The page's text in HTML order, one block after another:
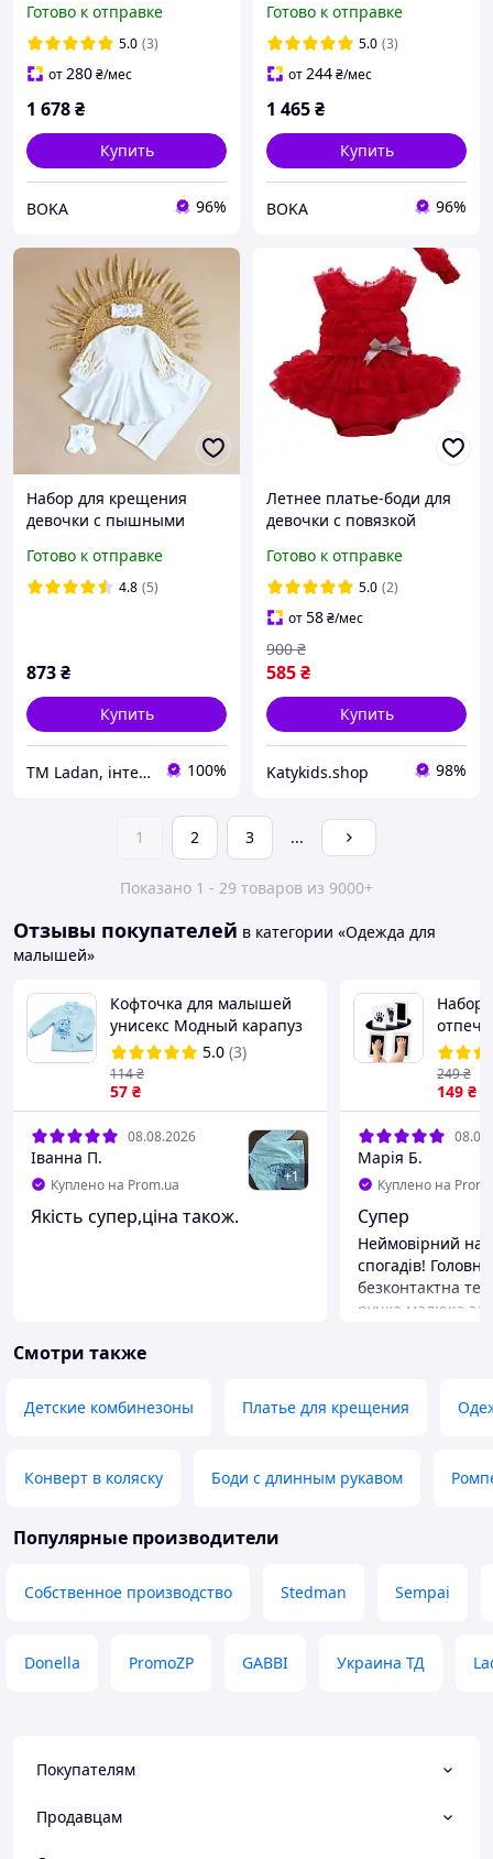
Готово к отправке
5.0 (3)
от280₴/мес
1 678₴
Купить
BOKA 96%
Готово к отправке
5.0 (3)
от244₴/мес
1 465₴
Купить
BOKA 96%
Набор для крещения
девочки с пышными
колосков Пшеничка от ТМ
Ladan
Готово к отправке
4.8 (5)
873₴
Купить
TM Ladan, інтернет-магазин виробника 100%
Летнее платье-боди для
девочки с повязкой
см от 0 до 6 месяцев
Готово к отправке
5.0 (2)
от58₴/мес
585₴
900 ₴
Купить
Katykids.shop 98%
1 2 3 ...
Показано 1 - 29 товаров из 9000+
Отзывы покупателей в категории «Одежда для
малышей»
Кофточка для малышей
унисекс Модный карапуз
302-00006 бирюзовый 68
см (6 мис.)
5.0 (3)
57 ₴
114₴
08.08.2026
Іванна П.
Куплено на Prom.ua +1
Якість супер,ціна також.
Набор
и
149 ₴
249₴
Марія Б.
Куплено на
Супер
Неймовірний
спогадів!
безконтактна
ручка малюка
Робити
дитина спить,
помилку, якщо з
Смотри также
Детские комбинезоны Платье для крещения
Конверт в коляску Боди с длинным рукавом
Популярные производители
Собственное производство Stedman Sempai
Donella PromoZP GABBI Украина ТД
Покупателям
Продавцам